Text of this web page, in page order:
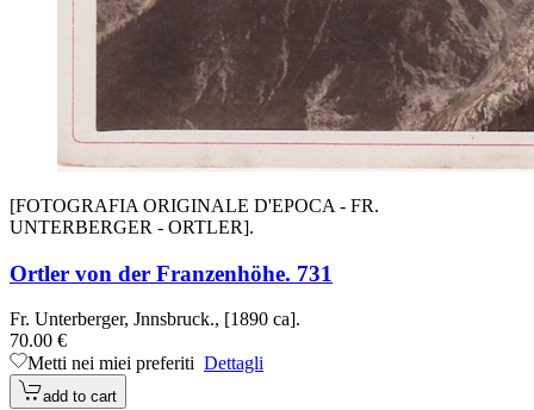
[FOTOGRAFIA ORIGINALE D'EPOCA - FR.
UNTERBERGER - ORTLER].
Ortler von der Franzenhöhe. 731
Fr. Unterberger, Jnnsbruck., [1890 ca].
70.00 €
Metti nei miei preferiti Dettagli
add to cart